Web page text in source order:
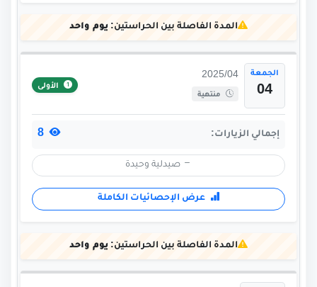
المدة الفاصلة بين الحراستين: يوم واحد
الجمعة
04
2025/04
منتهية
الأولى
إجمالي الزيارات:
صيدلية وحيدة
عرض الإحصائيات الكاملة
المدة الفاصلة بين الحراستين: يوم واحد